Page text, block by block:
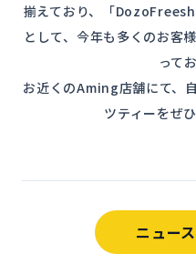
揃えており、「
として、今年も多くのお客
って
お近くのAming店舗にて、
ツティーをぜ
ニュー